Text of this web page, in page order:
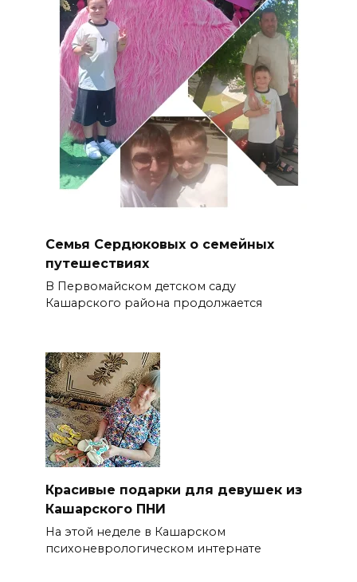
Семья Сердюковых о семейных
путешествиях
В Первомайском детском саду
Кашарского района продолжается
Красивые подарки для девушек из
Кашарского ПНИ
На этой неделе в Кашарском
психоневрологическом интернате